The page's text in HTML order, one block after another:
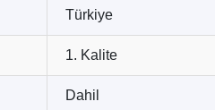
Türkiye
1. Kalite
Dahil